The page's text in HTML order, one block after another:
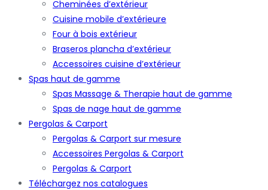
Cheminées d’extérieur
Cuisine mobile d’extérieure
Four à bois extérieur
Braseros plancha d’extérieur
Accessoires cuisine d’extérieur
Spas haut de gamme
Spas Massage & Therapie haut de gamme
Spas de nage haut de gamme
Pergolas & Carport
Pergolas & Carport sur mesure
Accessoires Pergolas & Carport
Pergolas & Carport
Téléchargez nos catalogues